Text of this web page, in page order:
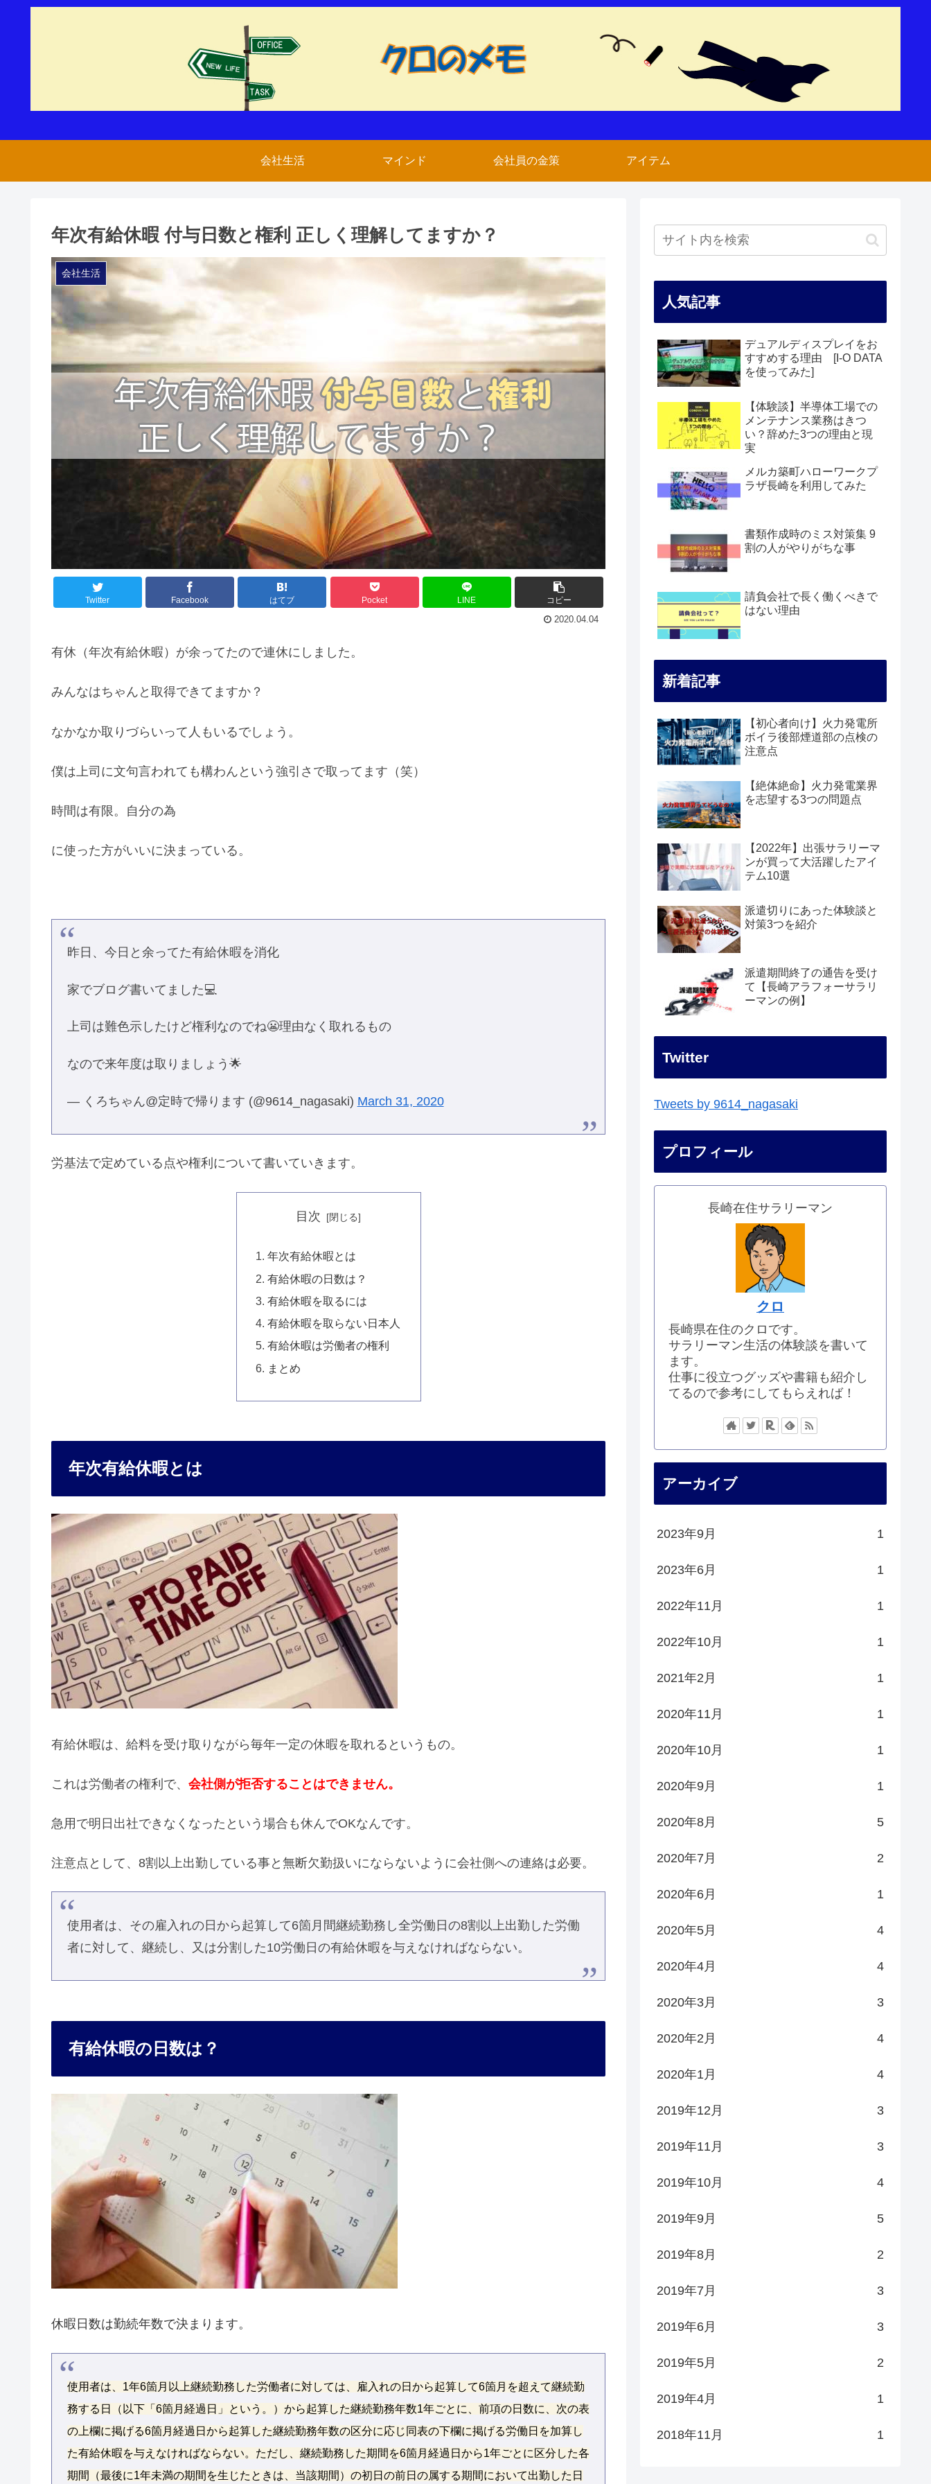
会社生活 マインド 会社員の金策 アイテム
年次有給休暇 付与日数と権利 正しく理解してますか？
会社生活
Twitter Facebook はてブ Pocket LINE コピー
2020.04.04
有休（年次有給休暇）が余ってたので連休にしました。
みんなはちゃんと取得できてますか？
なかなか取りづらいって人もいるでしょう。
僕は上司に文句言われても構わんという強引さで取ってます（笑）
時間は有限。自分の為
に使った方がいいに決まっている。
昨日、今日と余ってた有給休暇を消化
家でブログ書いてました💻
上司は難色示したけど権利なのでね😬理由なく取れるもの
なので来年度は取りましょう🌟
— くろちゃん@定時で帰ります (@9614_nagasaki) March 31, 2020
労基法で定めている点や権利について書いていきます。
目次
年次有給休暇とは
有給休暇の日数は？
有給休暇を取るには
有給休暇を取らない日本人
有給休暇は労働者の権利
まとめ
年次有給休暇とは
有給休暇は、給料を受け取りながら毎年一定の休暇を取れるというもの。
これは労働者の権利で、 会社側が拒否することはできません。
急用で明日出社できなくなったという場合も休んでOKなんです。
注意点として、8割以上出勤している事と無断欠勤扱いにならないように会社側への連絡は必要。
使用者は、その雇入れの日から起算して6箇月間継続勤務し全労働日の8割以上出勤した労働
者に対して、継続し、又は分割した10労働日の有給休暇を与えなければならない。
有給休暇の日数は？
休暇日数は勤続年数で決まります。
使用者は、1年6箇月以上継続勤務した労働者に対しては、雇入れの日から起算して6箇月を超えて継続勤
務する日（以下「6箇月経過日」という。）から起算した継続勤務年数1年ごとに、前項の日数に、次の表
の上欄に掲げる6箇月経過日から起算した継続勤務年数の区分に応じ同表の下欄に掲げる労働日を加算し
た有給休暇を与えなければならない。ただし、継続勤務した期間を6箇月経過日から1年ごとに区分した各
期間（最後に1年未満の期間を生じたときは、当該期間）の初日の前日の属する期間において出勤した日
人気記事
デュアルディスプレイをお
すすめする理由 [I-O DATA
を使ってみた]
【体験談】半導体工場での
メンテナンス業務はきつ
い？辞めた3つの理由と現
実
メルカ築町ハローワークプ
ラザ長崎を利用してみた
書類作成時のミス対策集 9
割の人がやりがちな事
請負会社で長く働くべきで
はない理由
新着記事
【初心者向け】火力発電所
ボイラ後部煙道部の点検の
注意点
【絶体絶命】火力発電業界
を志望する3つの問題点
【2022年】出張サラリーマ
ンが買って大活躍したアイ
テム10選
派遣切りにあった体験談と
対策3つを紹介
派遣期間終了の通告を受け
て【長崎アラフォーサラリ
ーマンの例】
Twitter
Tweets by 9614_nagasaki
プロフィール
長崎在住サラリーマン
クロ
長崎県在住のクロです。
サラリーマン生活の体験談を書いて
ます。
仕事に役立つグッズや書籍も紹介し
てるので参考にしてもらえれば！
アーカイブ
2023年9月 1
2023年6月 1
2022年11月 1
2022年10月 1
2021年2月 1
2020年11月 1
2020年10月 1
2020年9月 1
2020年8月 5
2020年7月 2
2020年6月 1
2020年5月 4
2020年4月 4
2020年3月 3
2020年2月 4
2020年1月 4
2019年12月 3
2019年11月 3
2019年10月 4
2019年9月 5
2019年8月 2
2019年7月 3
2019年6月 3
2019年5月 2
2019年4月 1
2018年11月 1